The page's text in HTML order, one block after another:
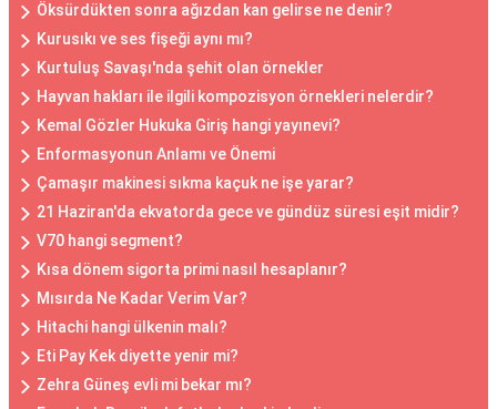
Öksürdükten sonra ağızdan kan gelirse ne denir?
Kurusıkı ve ses fişeği aynı mı?
Kurtuluş Savaşı'nda şehit olan örnekler
Hayvan hakları ile ilgili kompozisyon örnekleri nelerdir?
Kemal Gözler Hukuka Giriş hangi yayınevi?
Enformasyonun Anlamı ve Önemi
Çamaşır makinesi sıkma kaçuk ne işe yarar?
21 Haziran'da ekvatorda gece ve gündüz süresi eşit midir?
V70 hangi segment?
Kısa dönem sigorta primi nasıl hesaplanır?
Mısırda Ne Kadar Verim Var?
Hitachi hangi ülkenin malı?
Eti Pay Kek diyette yenir mi?
Zehra Güneş evli mi bekar mı?